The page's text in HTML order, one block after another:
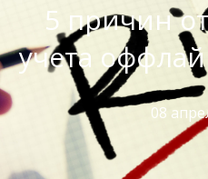
5 причин
учета
08